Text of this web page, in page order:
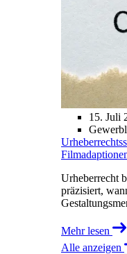
15. Juli
Urheberrecht
präzisiert,
Mehr lesen
Alle anzeigen